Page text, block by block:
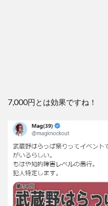
7,000円とは効果ですね！